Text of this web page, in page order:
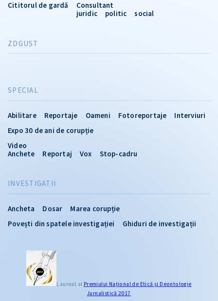
INVESTIGATII
Ancheta Dosar
Marea corupție
Povești din spatele investigației
Ghiduri de investigații
SPECIAL
Abilitare Reportaje Oameni Fotoreportaje
Interviuri
Expo 30 de ani de corupție
Video
Anchete
Reportaj Vox Stop-cadru
Cititorul de gardă
Consultant
juridic
politic social
ZDGUST
Laureat al Premiului Naţional de Etică și Deontologie
Jurnalistică 2017